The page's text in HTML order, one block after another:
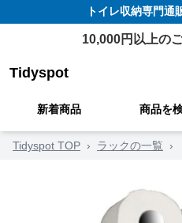
トイレ収納専門通
10,000円以上の
Tidyspot
新着商品 商品を
Tidyspot TOP › ラックの一覧 ›